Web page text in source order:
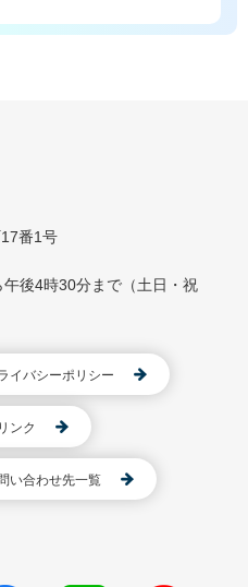
番1号
後4時30分まで（土日・祝
イバシーポリシー
ンク
い合わせ先一覧